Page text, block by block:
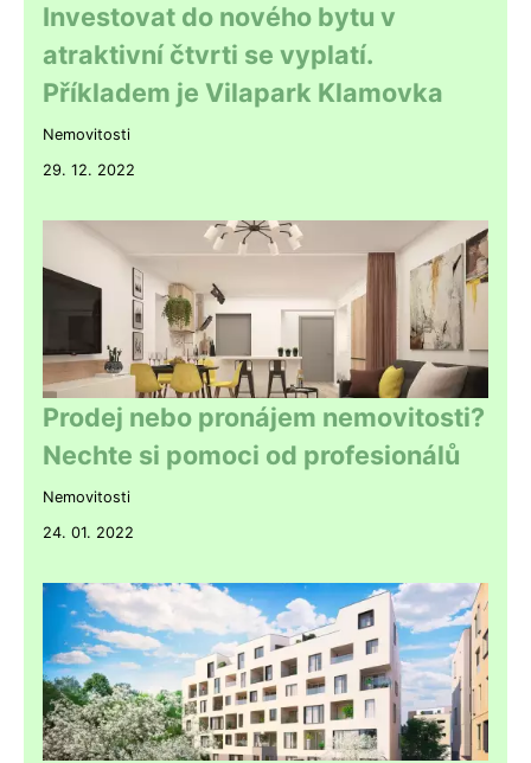
Investovat do nového bytu v
atraktivní čtvrti se vyplatí.
Příkladem je Vilapark Klamovka
Nemovitosti
29. 12. 2022
Prodej nebo pronájem nemovitosti?
Nechte si pomoci od profesionálů
Nemovitosti
24. 01. 2022